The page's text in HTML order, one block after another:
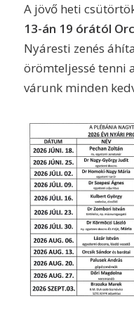
A jövő heti
13-án 19 órától
Nyáresti zenés
örömteljessé tenni
várunk minden